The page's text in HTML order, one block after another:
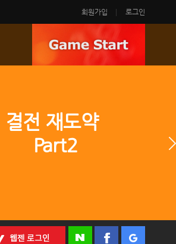
회원가입 로그인
도약
Part2